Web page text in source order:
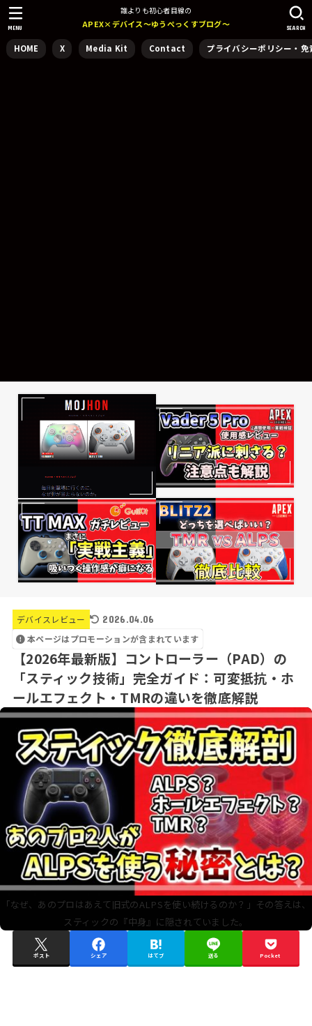
誰よりも初心者目線の
APEX×デバイス～ゆうぺっくすブログ～
HOME X Media Kit Contact プライバシーポリシー・免
SEARCH
MENU
デバイスレビュー
2026.04.06
本ページはプロモーションが含まれています
【2026年最新版】コントローラー（PAD）の
「スティック技術」完全ガイド：可変抵抗・ホ
ールエフェクト・TMRの違いを徹底解説
「なぜ、あのプロはあえて旧式のALPSを使い続けるのか？」その答えは、
スティックの『中身』に隠されていました。
ポスト シェア はてブ 送る Pocket